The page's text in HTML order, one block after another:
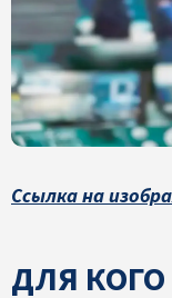
Ссылка на
ДЛЯ